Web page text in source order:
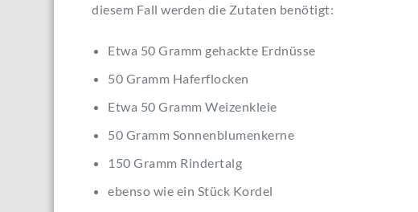
diesem Fall werden die Zutaten benötigt:
Etwa 50 Gramm gehackte Erdnüsse
50 Gramm Haferflocken
Etwa 50 Gramm Weizenkleie
50 Gramm Sonnenblumenkerne
150 Gramm Rindertalg
ebenso wie ein Stück Kordel